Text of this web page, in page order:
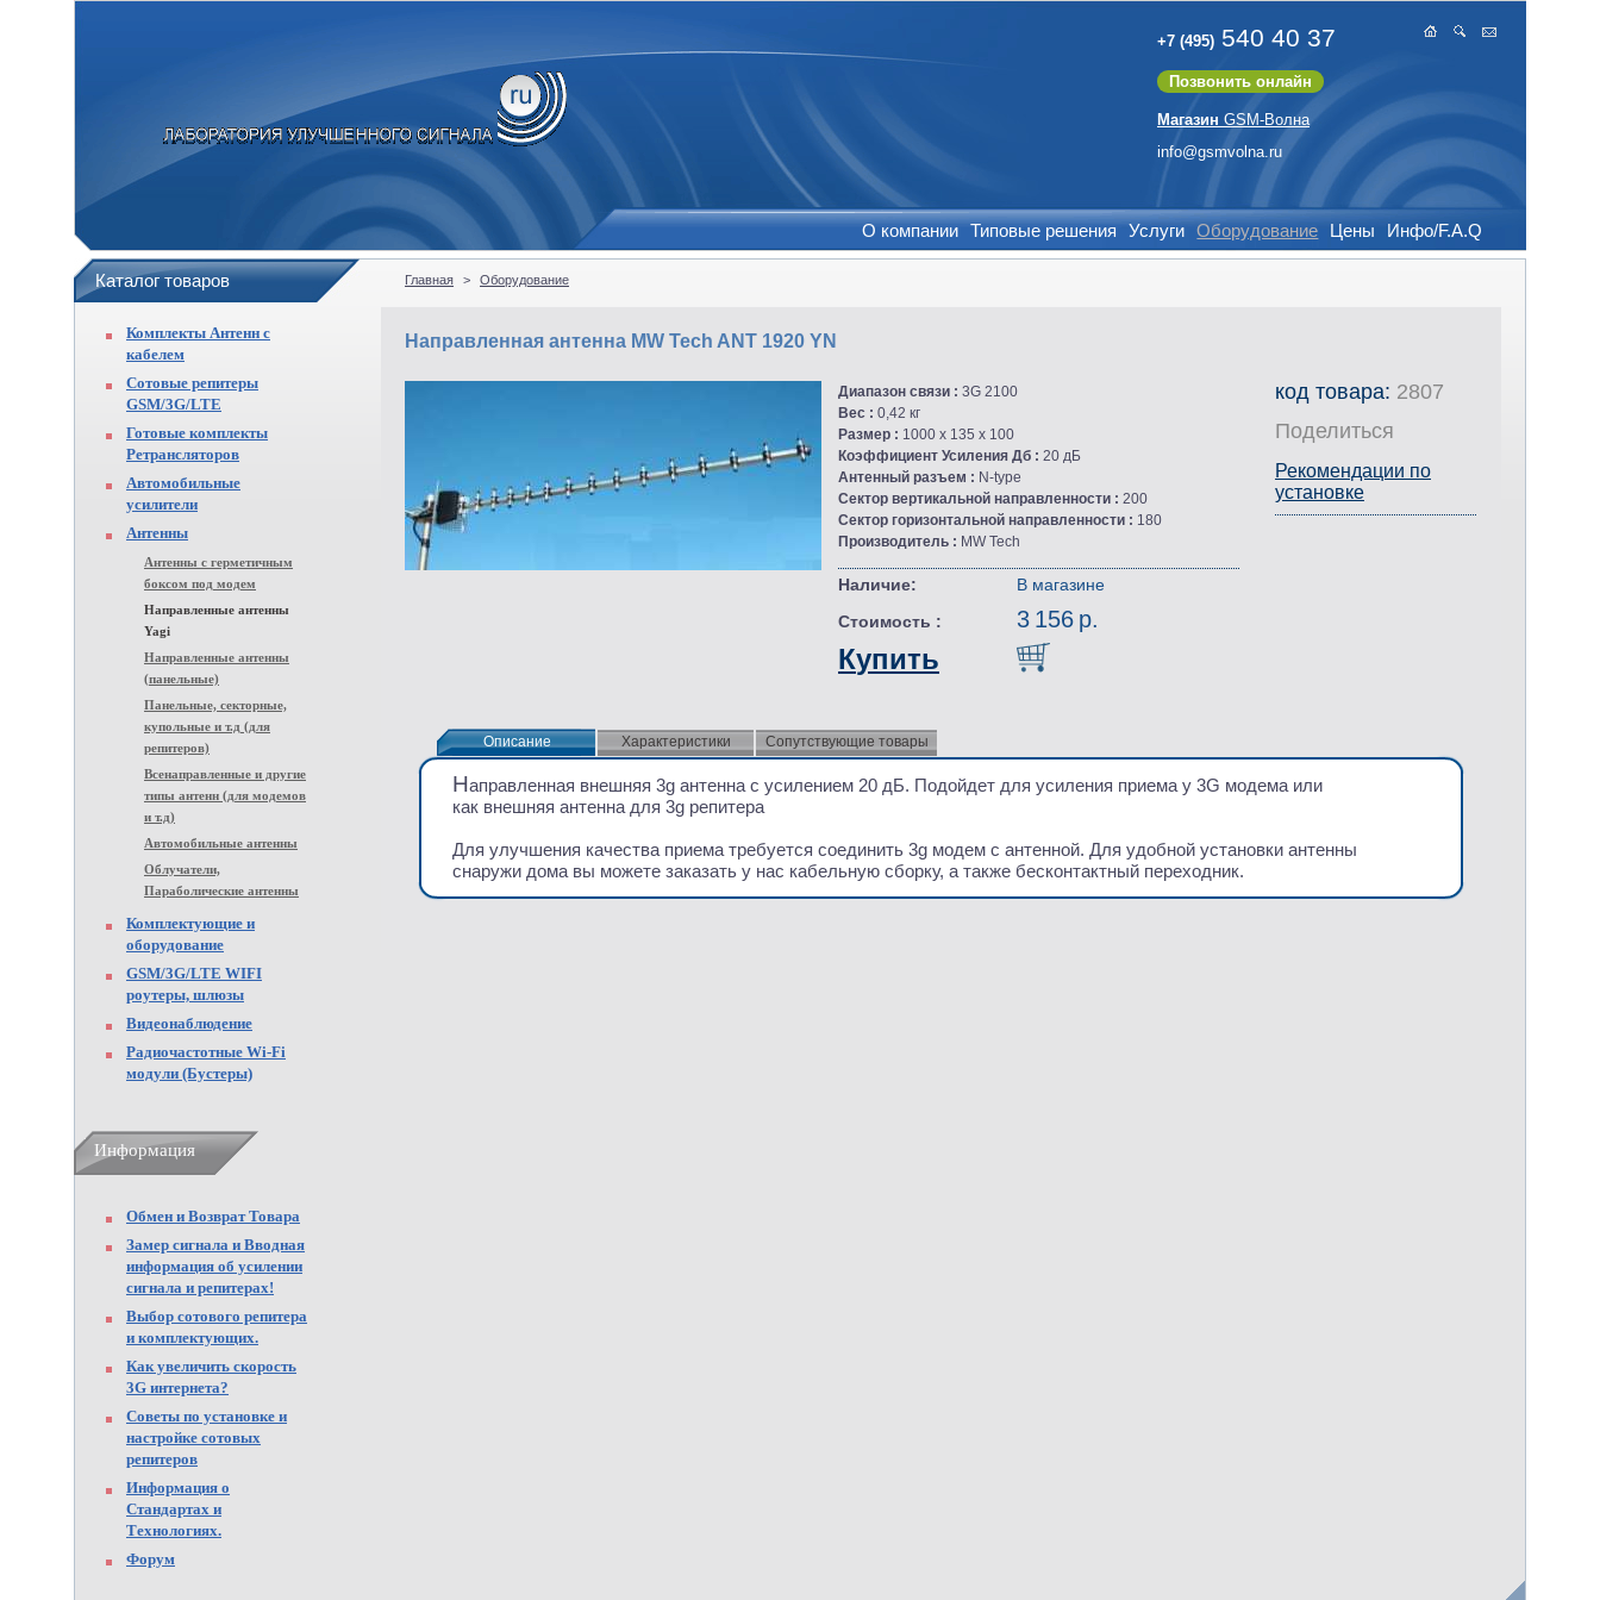
+7 (495) 540 40 37
Позвонить онлайн
Магазин GSM-Волна
info@gsmvolna.ru
О компании Типовые решения Услуги Оборудование Цены Инфо/F.A.Q
Каталог товаров
Комплекты Антенн с
кабелем
Сотовые репитеры
GSM/3G/LTE
Готовые комплекты
Ретрансляторов
Автомобильные
усилители
Антенны
Антенны с герметичным
боксом под модем
Направленные антенны
Yagi
Направленные антенны
(панельные)
Панельные, секторные,
купольные и т.д (для
репитеров)
Всенаправленные и другие
типы антенн (для модемов
и т.д)
Автомобильные антенны
Облучатели,
Параболические антенны
Комплектующие и
оборудование
GSM/3G/LTE WIFI
роутеры, шлюзы
Видеонаблюдение
Радиочастотные Wi-Fi
модули (Бустеры)
Информация
Обмен и Возврат Товара
Замер сигнала и Вводная
информация об усилении
сигнала и репитерах!
Выбор сотового репитера
и комплектующих.
Как увеличить скорость
3G интернета?
Советы по установке и
настройке сотовых
репитеров
Информация о
Стандартах и
Технологиях.
Форум
Главная > Оборудование
Направленная антенна MW Tech ANT 1920 YN
Диапазон связи : 3G 2100
Вес : 0,42 кг
Размер : 1000 х 135 x 100
Коэффициент Усиления Дб : 20 дБ
Антенный разъем : N-type
Сектор вертикальной направленности : 200
Сектор горизонтальной направленности : 180
Производитель : MW Tech
Наличие:
В магазине
Стоимость :
3 156 р.
Купить
код товара: 2807
Поделиться
Рекомендации по
установке
Описание
Описание Характеристики Сопутствующие товары
Направленная внешняя 3g антенна с усилением 20 дБ. Подойдет для усиления приема у 3G модема или
как внешняя антенна для 3g репитера
Для улучшения качества приема требуется соединить 3g модем с антенной. Для удобной установки антенны
снаружи дома вы можете заказать у нас кабельную сборку, а также бесконтактный переходник.